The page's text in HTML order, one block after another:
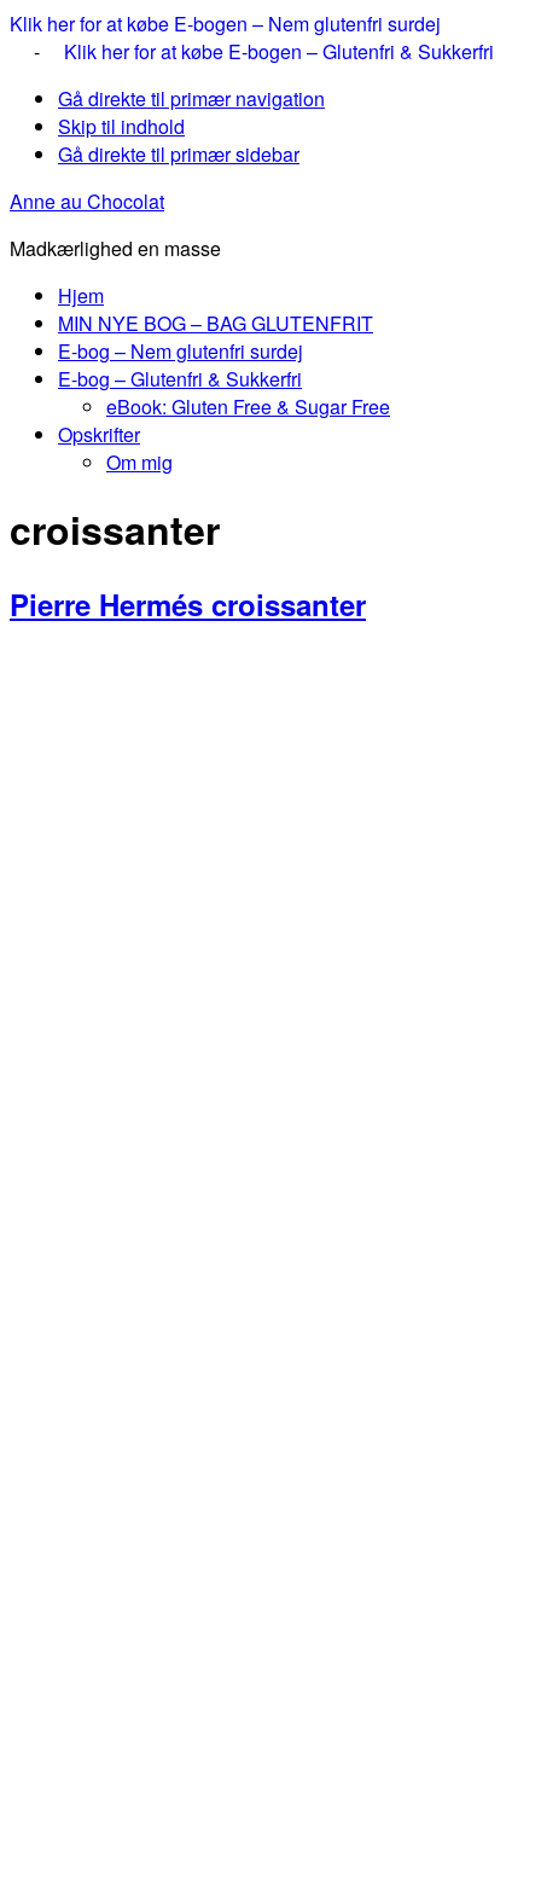
Klik her for at købe E-bogen – Nem glutenfri surdej
- Klik her for at købe E-bogen – Glutenfri & Sukkerfri
Gå direkte til primær navigation
Skip til indhold
Gå direkte til primær sidebar
Anne au Chocolat
Madkærlighed en masse
Hjem
MIN NYE BOG – BAG GLUTENFRIT
E-bog – Nem glutenfri surdej
E-bog – Glutenfri & Sukkerfri
eBook: Gluten Free & Sugar Free
Opskrifter
Om mig
croissanter
Pierre Hermés croissanter